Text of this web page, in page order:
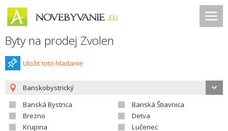
Byty na prodej Zvolen
Uložiť toto hladanie
Banskobystrický
Banská Bystrica
Banská Štiavnica
Brezno
Detva
Krupina
Lučenec